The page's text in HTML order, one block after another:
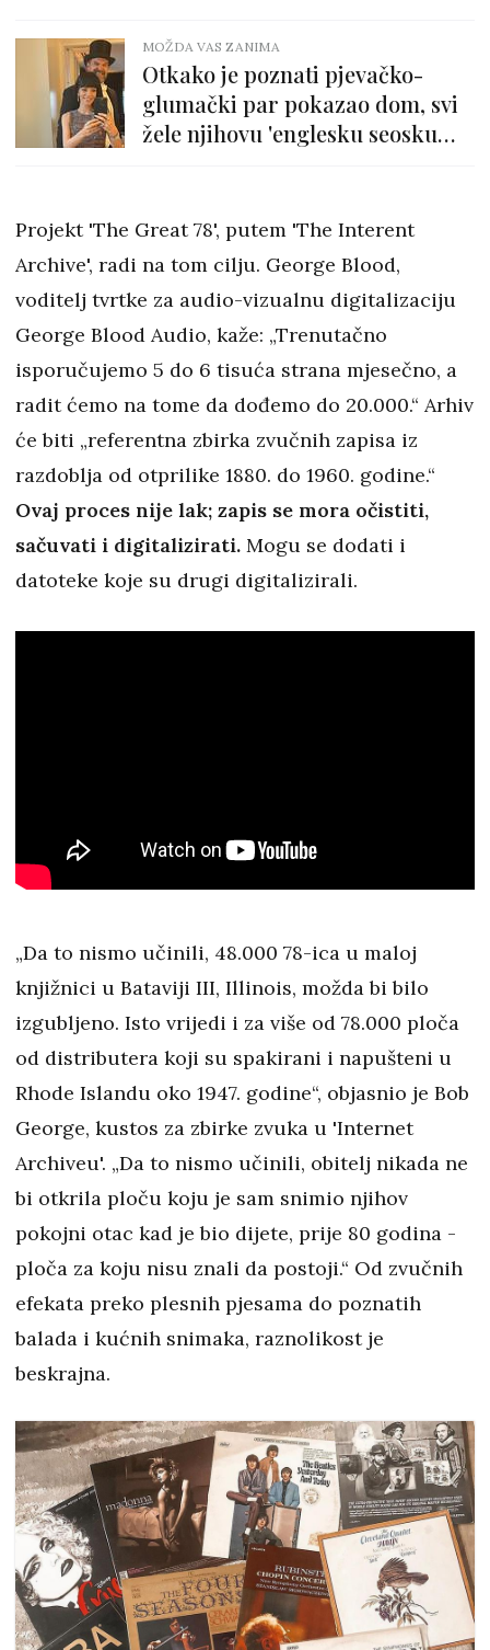
MOŽDA VAS ZANIMA
Otkako je poznati pjevačko-
glumački par pokazao dom, svi
žele njihovu 'englesku seosku
Projekt 'The Great 78', putem 'The Interent
Archive', radi na tom cilju. George Blood,
voditelj tvrtke za audio-vizualnu digitalizaciju
George Blood Audio, kaže: „Trenutačno
isporučujemo 5 do 6 tisuća strana mjesečno, a
radit ćemo na tome da dođemo do 20.000.“ Arhiv
će biti „referentna zbirka zvučnih zapisa iz
razdoblja od otprilike 1880. do 1960. godine.“
Ovaj proces nije lak; zapis se mora očistiti,
sačuvati i digitalizirati. Mogu se dodati i
datoteke koje su drugi digitalizirali.
„Da to nismo učinili, 48.000 78-ica u maloj
knjižnici u Bataviji III, Illinois, možda bi bilo
izgubljeno. Isto vrijedi i za više od 78.000 ploča
od distributera koji su spakirani i napušteni u
Rhode Islandu oko 1947. godine“, objasnio je Bob
George, kustos za zbirke zvuka u 'Internet
Archiveu'. „Da to nismo učinili, obitelj nikada ne
bi otkrila ploču koju je sam snimio njihov
pokojni otac kad je bio dijete, prije 80 godina -
ploča za koju nisu znali da postoji.“ Od zvučnih
efekata preko plesnih pjesama do poznatih
balada i kućnih snimaka, raznolikost je
beskrajna.